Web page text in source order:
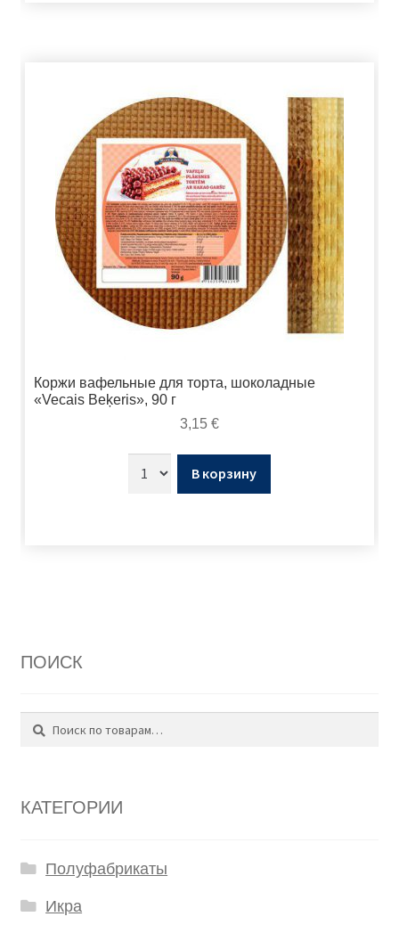
Коржи вафельные для торта, шоколадные
«Vecais Beķeris», 90 г
3,15 €
В корзину
ПОИСК
Поиск
КАТЕГОРИИ
Полуфабрикаты
Икра